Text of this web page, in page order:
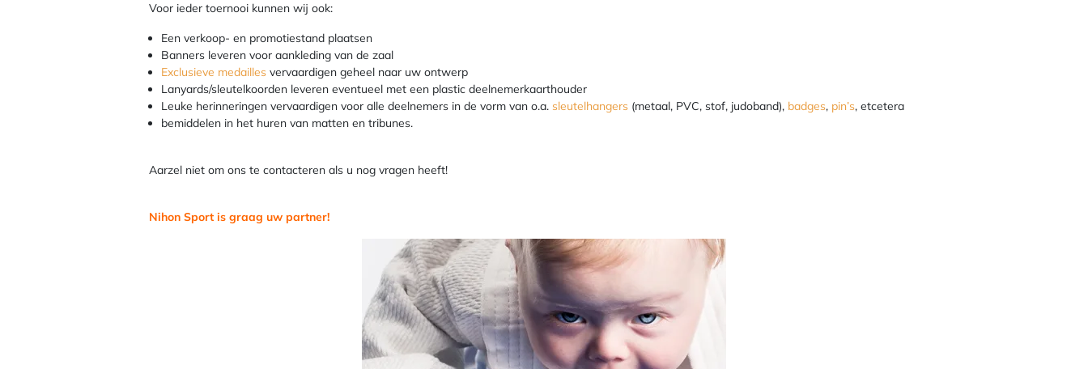
Voor ieder toernooi kunnen wij ook:
Een verkoop- en promotiestand plaatsen
Banners leveren voor aankleding van de zaal
Exclusieve medailles vervaardigen geheel naar uw ontwerp
Lanyards/sleutelkoorden leveren eventueel met een plastic deelnemerkaarthouder
Leuke herinneringen vervaardigen voor alle deelnemers in de vorm van o.a. sleutelhangers (metaal, PVC, stof, judoband), badges, pin’s, etcetera
bemiddelen in het huren van matten en tribunes.
Aarzel niet om ons te contacteren als u nog vragen heeft!
Nihon Sport is graag uw partner!